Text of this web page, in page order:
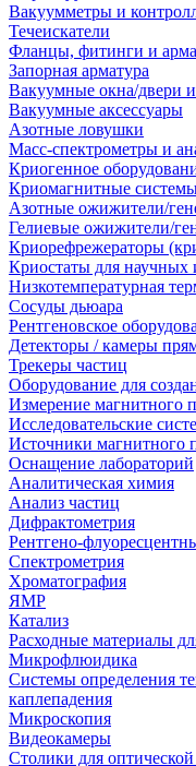
Вакуумметры и
Течеискатели
Фланцы, фитинги и
Запорная арматура
Вакуумные окна/двери
Вакуумные аксессуары
Азотные ловушки
Масс-спектрометры и
Криогенное
Криомагнитные
Азотные ожижители/
Гелиевые ожижители/
Криорефрежераторы
Криостаты для научных
Низкотемпературная
Сосуды дьюара
Рентгеновское
Детекторы / камеры
Трекеры частиц
Оборудование для
Измерение магнитного
Исследовательские
Источники магнитного
Оснащение лабораторий
Аналитическая химия
Анализ частиц
Дифрактометрия
Рентгено-
Спектрометрия
Хроматография
ЯМР
Катализ
Расходные материалы
Микрофлюидика
Системы определения
каплепадения
Микроскопия
Видеокамеры
Столики для